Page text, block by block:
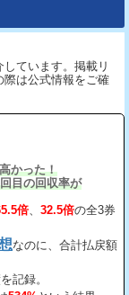
ています。掲載リ
際は公式情報をご確
かった！
目の回収率が
倍 32.5倍の全3券
なのに、合計払戻額
記録。